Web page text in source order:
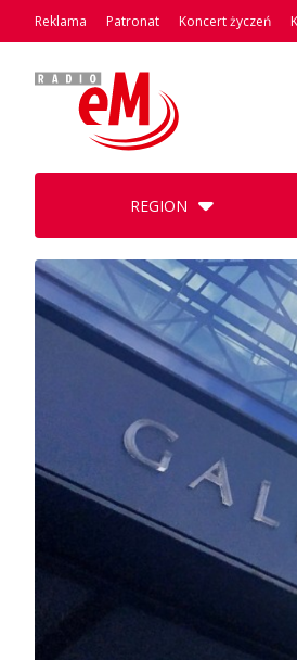
Reklama Patronat Koncert życzeń
REGION